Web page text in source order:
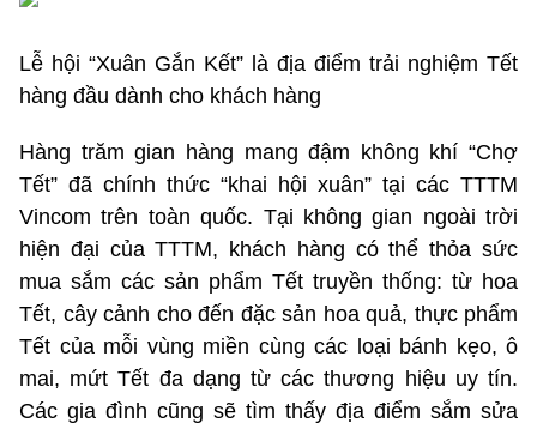
Lễ hội “Xuân Gắn Kết” là địa điểm trải nghiệm Tết
hàng đầu dành cho khách hàng
Hàng trăm gian hàng mang đậm không khí “Chợ
Tết” đã chính thức “khai hội xuân” tại các TTTM
Vincom trên toàn quốc. Tại không gian ngoài trời
hiện đại của TTTM, khách hàng có thể thỏa sức
mua sắm các sản phẩm Tết truyền thống: từ hoa
Tết, cây cảnh cho đến đặc sản hoa quả, thực phẩm
Tết của mỗi vùng miền cùng các loại bánh kẹo, ô
mai, mứt Tết đa dạng từ các thương hiệu uy tín.
Các gia đình cũng sẽ tìm thấy địa điểm sắm sửa